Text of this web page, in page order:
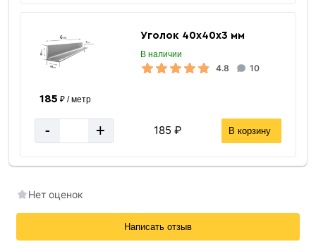
Уголок 40х40х3 мм
В наличии
4.8 10
185 ₽ / метр
- + 185 ₽ В корзину
Нет оценок
Написать отзыв